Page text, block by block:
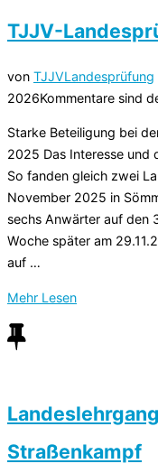
diesjährigen
TAT“
TJJV-
von TJJVLandesprüfung
2026Kommentare sind
Starke Beteiligung bei
2025 Das Interesse und
So fanden gleich zwei
November 2025 in
sechs Anwärter auf den
Woche später am
auf …
Mehr über
2025“
Lesen
Straßenkampf